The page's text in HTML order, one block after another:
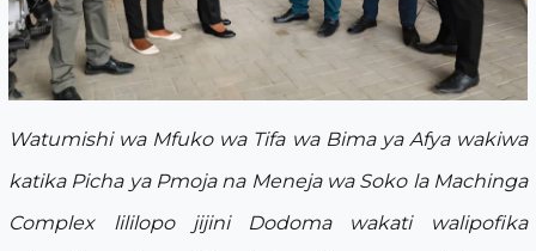
Watumishi wa Mfuko wa Tifa wa Bima ya Afya wakiwa
katika Picha ya Pmoja na Meneja wa Soko la Machinga
Complex lililopo jijini Dodoma wakati walipofika